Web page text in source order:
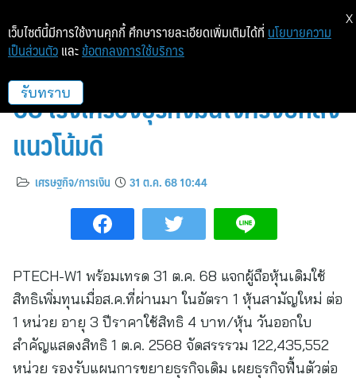
PTECH-W1 เทรดวันแรก 31 ต.ค.
68 เร่งเครื่องธุรกิจมั่นใจครึ่งปีหลัง
แนวโน้มดี
เศรษฐกิจ/การเงิน 31 ต.ค. 68 10:44
PTECH-W1 พร้อมเทรด 31 ต.ค. 68 แจกผู้ถือหุ้นเดิมใช้
สิทธิเพิ่มทุนเมื่อส.ค.ที่ผ่านมา ในอัตรา 1 หุ้นสามัญใหม่ ต่อ
1 หน่วย อายุ 3 ปีราคาใช้สิทธิ 4 บาท/หุ้น วันออกใบ
สำคัญแสดงสิทธิ 1 ต.ค. 2568 จัดสรรรวม 122,435,552
หน่วย รองรับแผนการขยายธุรกิจเดิม เผยธุรกิจฟื้นตัวต่อ
เว็บไซต์นี้มีการใช้งานคุกกี้ ศึกษารายละเอียดเพิ่มเติมได้ที่ นโยบายความ
เป็นส่วนตัว และ ข้อตกลงการใช้บริการ
รับทราบ
X